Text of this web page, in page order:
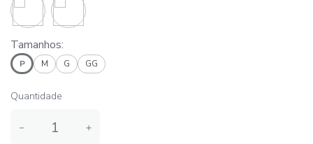
Tamanhos:
P M G GG
Quantidade
＋
－